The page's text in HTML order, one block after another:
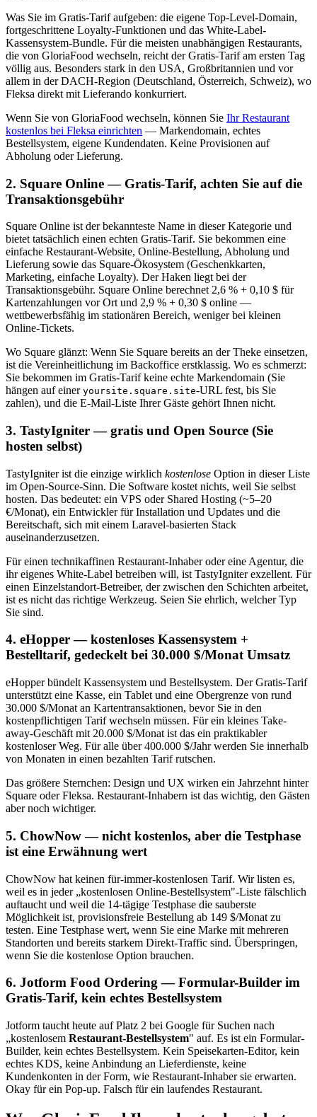
Was Sie im Gratis-Tarif aufgeben: die eigene Top-Level-Domain,
fortgeschrittene Loyalty-Funktionen und das White-Label-
Kassensystem-Bundle. Für die meisten unabhängigen Restaurants,
die von GloriaFood wechseln, reicht der Gratis-Tarif am ersten Tag
völlig aus. Besonders stark in den USA, Großbritannien und vor
allem in der DACH-Region (Deutschland, Österreich, Schweiz), wo
Fleksa direkt mit Lieferando konkurriert.
Wenn Sie von GloriaFood wechseln, können Sie Ihr Restaurant
kostenlos bei Fleksa einrichten — Markendomain, echtes
Bestellsystem, eigene Kundendaten. Keine Provisionen auf
Abholung oder Lieferung.
2. Square Online — Gratis-Tarif, achten Sie auf die
Transaktionsgebühr
Square Online ist der bekannteste Name in dieser Kategorie und
bietet tatsächlich einen echten Gratis-Tarif. Sie bekommen eine
einfache Restaurant-Website, Online-Bestellung, Abholung und
Lieferung sowie das Square-Ökosystem (Geschenkkarten,
Marketing, einfache Loyalty). Der Haken liegt bei der
Transaktionsgebühr. Square Online berechnet 2,6 % + 0,10 $ für
Kartenzahlungen vor Ort und 2,9 % + 0,30 $ online —
wettbewerbsfähig im stationären Bereich, weniger bei kleinen
Online-Tickets.
Wo Square glänzt: Wenn Sie Square bereits an der Theke einsetzen,
ist die Vereinheitlichung im Backoffice erstklassig. Wo es schmerzt:
Sie bekommen im Gratis-Tarif keine echte Markendomain (Sie
hängen auf einer yoursite.square.site-URL fest, bis Sie
zahlen), und die E-Mail-Liste Ihrer Gäste gehört Ihnen nicht.
3. TastyIgniter — gratis und Open Source (Sie
hosten selbst)
TastyIgniter ist die einzige wirklich kostenlose Option in dieser Liste
im Open-Source-Sinn. Die Software kostet nichts, weil Sie selbst
hosten. Das bedeutet: ein VPS oder Shared Hosting (~5–20
€/Monat), ein Entwickler für Installation und Updates und die
Bereitschaft, sich mit einem Laravel-basierten Stack
auseinanderzusetzen.
Für einen technikaffinen Restaurant-Inhaber oder eine Agentur, die
ihr eigenes White-Label betreiben will, ist TastyIgniter exzellent. Für
einen Einzelstandort-Betreiber, der zwischen den Schichten arbeitet,
ist es nicht das richtige Werkzeug. Seien Sie ehrlich, welcher Typ
Sie sind.
4. eHopper — kostenloses Kassensystem +
Bestelltarif, gedeckelt bei 30.000 $/Monat Umsatz
eHopper bündelt Kassensystem und Bestellsystem. Der Gratis-Tarif
unterstützt eine Kasse, ein Tablet und eine Obergrenze von rund
30.000 $/Monat an Kartentransaktionen, bevor Sie in den
kostenpflichtigen Tarif wechseln müssen. Für ein kleines Take-
away-Geschäft mit 20.000 $/Monat ist das ein praktikabler
kostenloser Weg. Für alle über 400.000 $/Jahr werden Sie innerhalb
von Monaten in einen bezahlten Tarif rutschen.
Das größere Sternchen: Design und UX wirken ein Jahrzehnt hinter
Square oder Fleksa. Restaurant-Inhabern ist das wichtig, den Gästen
aber noch wichtiger.
5. ChowNow — nicht kostenlos, aber die Testphase
ist eine Erwähnung wert
ChowNow hat keinen für-immer-kostenlosen Tarif. Wir listen es,
weil es in jeder „kostenlosen Online-Bestellsystem"-Liste fälschlich
auftaucht und weil die 14-tägige Testphase die sauberste
Möglichkeit ist, provisionsfreie Bestellung ab 149 $/Monat zu
testen. Eine Testphase wert, wenn Sie eine Marke mit mehreren
Standorten und bereits starkem Direkt-Traffic sind. Überspringen,
wenn Sie die kostenlose Option brauchen.
6. Jotform Food Ordering — Formular-Builder im
Gratis-Tarif, kein echtes Bestellsystem
Jotform taucht heute auf Platz 2 bei Google für Suchen nach
„kostenlosem Restaurant-Bestellsystem" auf. Es ist ein Formular-
Builder, kein echtes Bestellsystem. Kein Speisekarten-Editor, kein
echtes KDS, keine Anbindung an Lieferdienste, keine
Kundenkonten in der Form, wie Restaurant-Inhaber sie erwarten.
Okay für ein Pop-up. Falsch für ein laufendes Restaurant.